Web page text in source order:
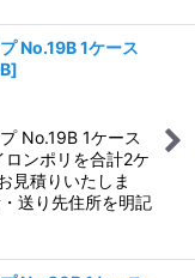
No.19B 1ケース
]
No.19B 1ケース
ンポリを合計2ケ
見積りいたしま
送り先住所を明記